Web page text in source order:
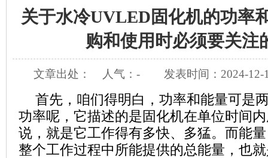
关于水冷UVLED固化机的功率
购和使用时必须要关注
文章出处： 人气： - 发表时间：2024-12-
首先，咱们得明白，功率和能量可是
功率呢，它描述的是固化机在单位时间
说，就是它工作得有多快、多猛。而能
整个工作过程中所能提供的总能量，也